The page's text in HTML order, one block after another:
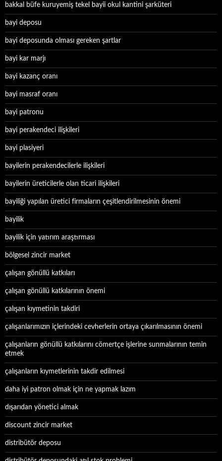
bakkal büfe kuruyemiş tekel bayii okul kantini şarküteri
bayi deposu
bayi deposunda olması gereken şartlar
bayi kar marjı
bayi kazanç oranı
bayi masraf oranı
bayi patronu
bayi perakendeci ilişkileri
bayi plasiyeri
bayilerin perakendecilerle ilişkileri
bayilerin üreticilerle olan ticari ilişkileri
bayiliği yapılan üretici firmaların çeşitlendirilmesinin önemi
bayilik
bayilik için yatırım araştırması
bölgesel zincir market
çalışan gönüllü katkıları
çalışan gönüllü katkılarının önemi
çalışan kıymetinin takdiri
çalışanlarımızın içlerindeki cevherlerin ortaya çıkarılmasının önemi
çalışanların gönüllü katkılarını cömertçe işlerine sunmalarının temin
etmek
çalışanların kıymetlerinin takdir edilmesi
daha iyi patron olmak için ne yapmak lazım
dışarıdan yönetici almak
discount zincir market
distribütör deposu